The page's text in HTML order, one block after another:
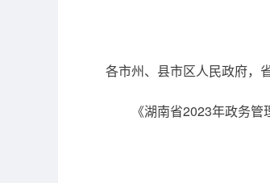
各市州、县市区人民政府，
《湖南省2023年政务